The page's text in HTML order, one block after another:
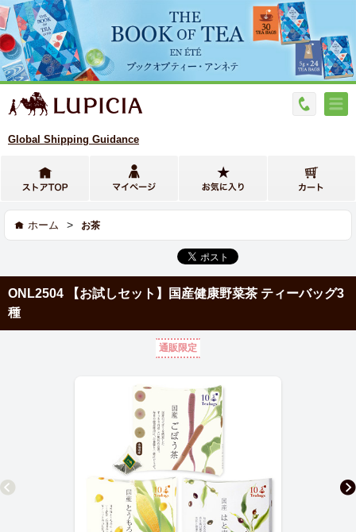
Global Shipping Guidance
ホーム > お茶
ONL2504 【お試しセット】国産健康野菜茶 ティーバッグ3
種
通販限定